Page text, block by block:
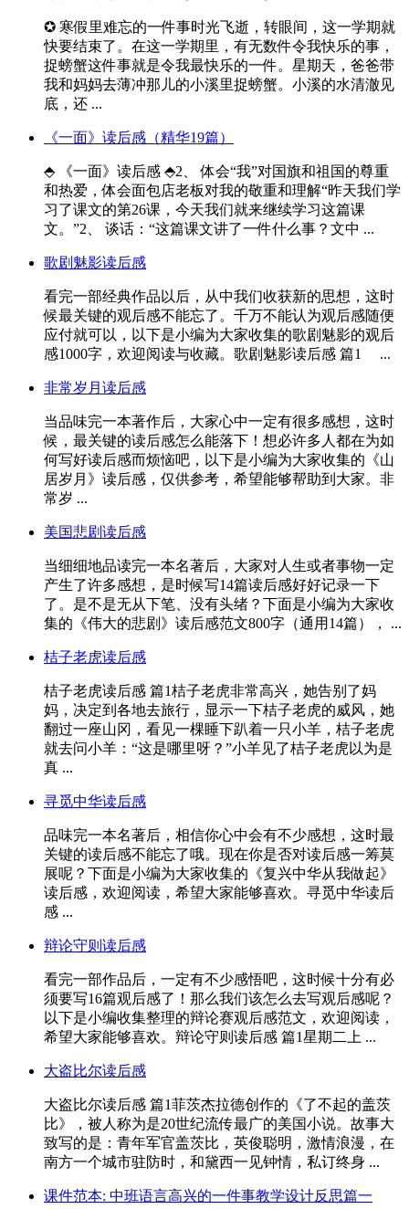
✪ 寒假里难忘的一件事时光飞逝，转眼间，这一学期就
快要结束了。在这一学期里，有无数件令我快乐的事，
捉螃蟹这件事就是令我最快乐的一件。星期天，爸爸带
我和妈妈去薄冲那儿的小溪里捉螃蟹。小溪的水清澈见
底，还 ...
《一面》读后感（精华19篇）
⬘ 《一面》读后感 ⬘2、 体会“我”对国旗和祖国的尊重
和热爱，体会面包店老板对我的敬重和理解“昨天我们学
习了课文的第26课，今天我们就来继续学习这篇课
文。”2、 谈话：“这篇课文讲了一件什么事？文中 ...
歌剧魅影读后感
看完一部经典作品以后，从中我们收获新的思想，这时
候最关键的观后感不能忘了。千万不能认为观后感随便
应付就可以，以下是小编为大家收集的歌剧魅影的观后
感1000字，欢迎阅读与收藏。歌剧魅影读后感 篇1 ...
非常岁月读后感
当品味完一本著作后，大家心中一定有很多感想，这时
候，最关键的读后感怎么能落下！想必许多人都在为如
何写好读后感而烦恼吧，以下是小编为大家收集的《山
居岁月》读后感，仅供参考，希望能够帮助到大家。非
常岁 ...
美国悲剧读后感
当细细地品读完一本名著后，大家对人生或者事物一定
产生了许多感想，是时候写14篇读后感好好记录一下
了。是不是无从下笔、没有头绪？下面是小编为大家收
集的《伟大的悲剧》读后感范文800字（通用14篇）， ...
桔子老虎读后感
桔子老虎读后感 篇1桔子老虎非常高兴，她告别了妈
妈，决定到各地去旅行，显示一下桔子老虎的威风，她
翻过一座山冈，看见一棵睡下趴着一只小羊，桔子老虎
就去问小羊：“这是哪里呀？”小羊见了桔子老虎以为是
真 ...
寻觅中华读后感
品味完一本名著后，相信你心中会有不少感想，这时最
关键的读后感不能忘了哦。现在你是否对读后感一筹莫
展呢？下面是小编为大家收集的《复兴中华从我做起》
读后感，欢迎阅读，希望大家能够喜欢。寻觅中华读后
感 ...
辩论守则读后感
看完一部作品后，一定有不少感悟吧，这时候十分有必
须要写16篇观后感了！那么我们该怎么去写观后感呢？
以下是小编收集整理的辩论赛观后感范文，欢迎阅读，
希望大家能够喜欢。辩论守则读后感 篇1星期二上 ...
大盗比尔读后感
大盗比尔读后感 篇1菲茨杰拉德创作的《了不起的盖茨
比》，被人称为是20世纪流传最广的美国小说。故事大
致写的是：青年军官盖茨比，英俊聪明，激情浪漫，在
南方一个城市驻防时，和黛西一见钟情，私订终身 ...
课件范本: 中班语言高兴的一件事教学设计反思篇一